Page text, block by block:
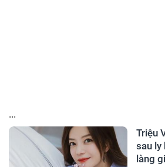
...
Triệu
sau ly
làng